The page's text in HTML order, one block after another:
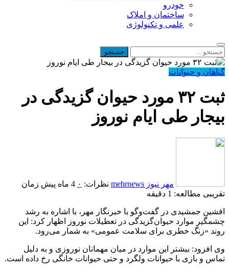
خودرو
ساختمان و املاک
علمی و تکنولوژی
گیاهان و حیوانات
ثبت ۳۲ مورد حیوان‌ گزیدگی در
بیجار طی ایام نوروز
مهر نیوز mehrnews نظرات: ۰ 4 ماه پیش
زمان
تقریبی مطالعه: 1 دقیقه
افشین جمشیدی در گفت‌وگو با خبرنگار مهر، با اشاره به رشد
چشمگیر موارد حیوان‌گزیدگی در تعطیلات نوروز اظهار کرد: این
روند «زنگ خطری برای سلامت عمومی» به شمار می‌رود.
وی افزود: بیشتر این موارد در میان مهمانان نوروزی و به دلیل
تماس و بازی با حیوانات ولگرد و حتی حیوانات خانگی رخ داده است.